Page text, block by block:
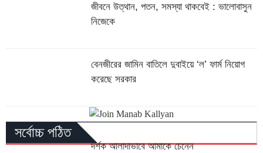
জীবনে উত্থান, পতন, সমস্যা থাকবেই : ভালোবাসুন
নিজেকে
বেনজীরের জামিন বাতিলে দুবাইয়ে ‌‘ল’ ফার্ম নিয়োগ
করেছে সরকার
সর্বোচ্চ পঠিত
দর্শক আলাদাভাবে আমাকে চেনেন